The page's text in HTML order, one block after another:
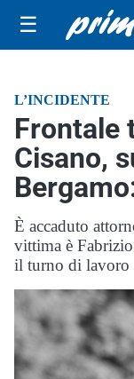
☰
L’INCIDENTE
Frontale
Cisano,
È accaduto
vittima è
il turno di lavoro